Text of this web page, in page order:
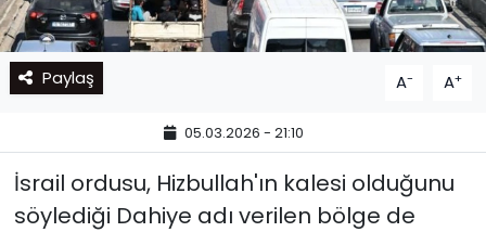
Paylaş A- A+
05.03.2026 - 21:10
İsrail ordusu, Hizbullah'ın kalesi olduğunu
söylediği Dahiye adı verilen bölge de